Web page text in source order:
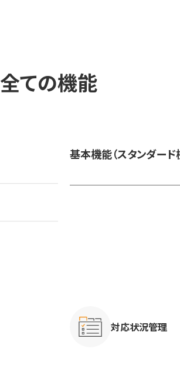
全ての機能
基本機能（スタンダード
対応状況管理